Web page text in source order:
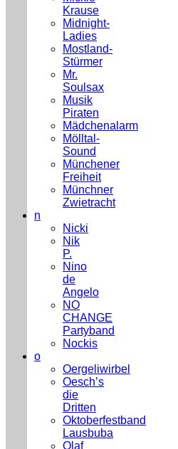
Krause
Midnight-
Ladies
Mostland-
Stürmer
Mr.
Soulsax
Musik
Piraten
Mädchenalarm
Mölltal-
Sound
Münchener
Freiheit
Münchner
Zwietracht
n
Nicki
Nik
P.
Nino
de
Angelo
NO
CHANGE
Partyband
Nockis
o
Oergeliwirbel
Oesch’s
die
Dritten
Oktoberfestband
Lausbuba
Olaf